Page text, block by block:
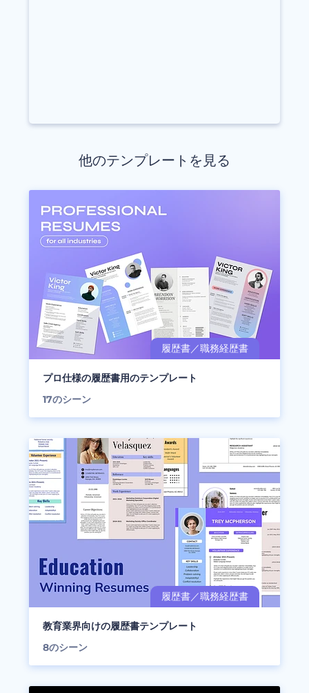
他のテンプレートを見る
プロ仕様の履歴書用のテンプレート
17のシーン
教育業界向けの履歴書テンプレート
8のシーン